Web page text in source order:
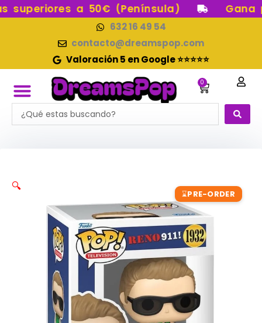
Ir
a 50€ (Península) Gana
632 16 49 54
contacto@dreamspop.com
Valoración 5 en Google ⭐⭐⭐⭐⭐
0
Carrito
Search
...
⌛PRE-ORDER
🔍